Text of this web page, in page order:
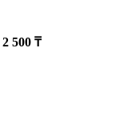
2 500 ₸